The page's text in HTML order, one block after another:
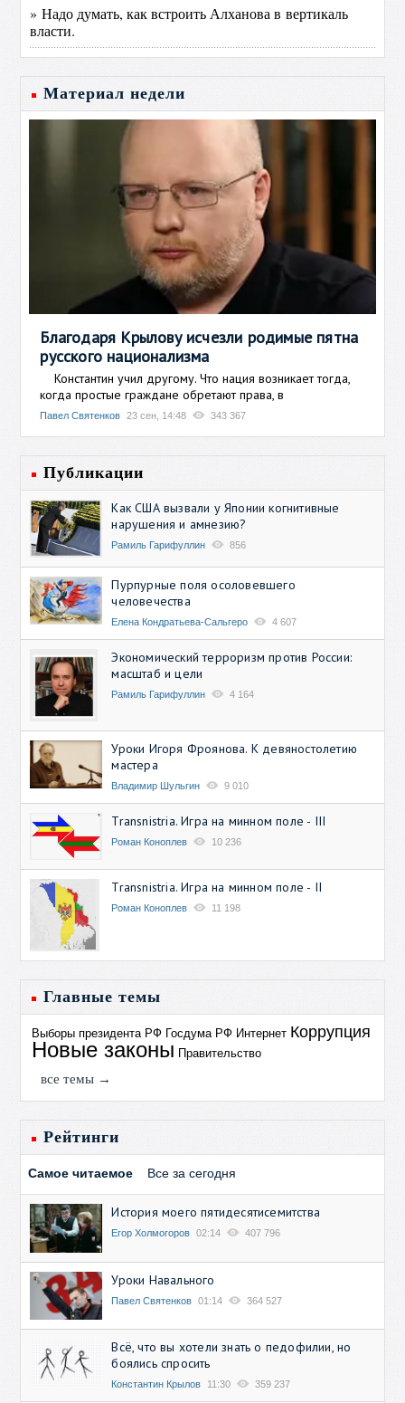
» Надо думать, как встроить Алханова в вертикаль
власти.
Материал недели
Благодаря Крылову исчезли родимые пятна
русского национализма
Константин учил другому. Что нация возникает тогда,
когда простые граждане обретают права, в
Павел Святенков 23 сен, 14:48 343 367
Публикации
Как США вызвали у Японии когнитивные
нарушения и амнезию?
Рамиль Гарифуллин 856
Пурпурные поля осоловевшего
человечества
Елена Кондратьева-Сальгеро 4 607
Экономический терроризм против России:
масштаб и цели
Рамиль Гарифуллин 4 164
Уроки Игоря Фроянова. К девяностолетию
мастера
Владимир Шульгин 9 010
Transnistria. Игра на минном поле - III
Роман Коноплев 10 236
Transnistria. Игра на минном поле - II
Роман Коноплев 11 198
Главные темы
Выборы президента РФ Госдума РФ Интернет Коррупция
Новые законы Правительство
все темы →
Рейтинги
Самое читаемое Все за сегодня
История моего пятидесятисемитства
Егор Холмогоров 02:14 407 796
Уроки Навального
Павел Святенков 01:14 364 527
Всё, что вы хотели знать о педофилии, но
боялись спросить
Константин Крылов 11:30 359 237